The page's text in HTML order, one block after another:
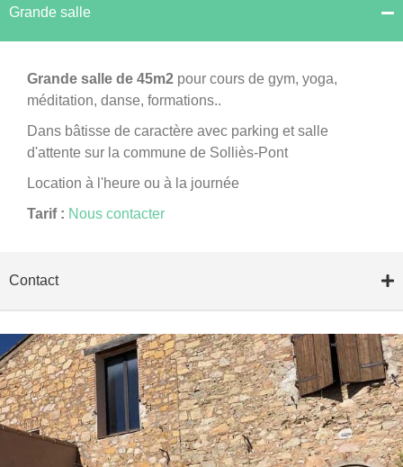
Grande salle
Grande salle de 45m2 pour cours de gym, yoga,
méditation, danse, formations..
Dans bâtisse de caractère avec parking et salle
d'attente sur la commune de Solliès-Pont
Location à l'heure ou à la journée
Tarif : Nous contacter
Contact